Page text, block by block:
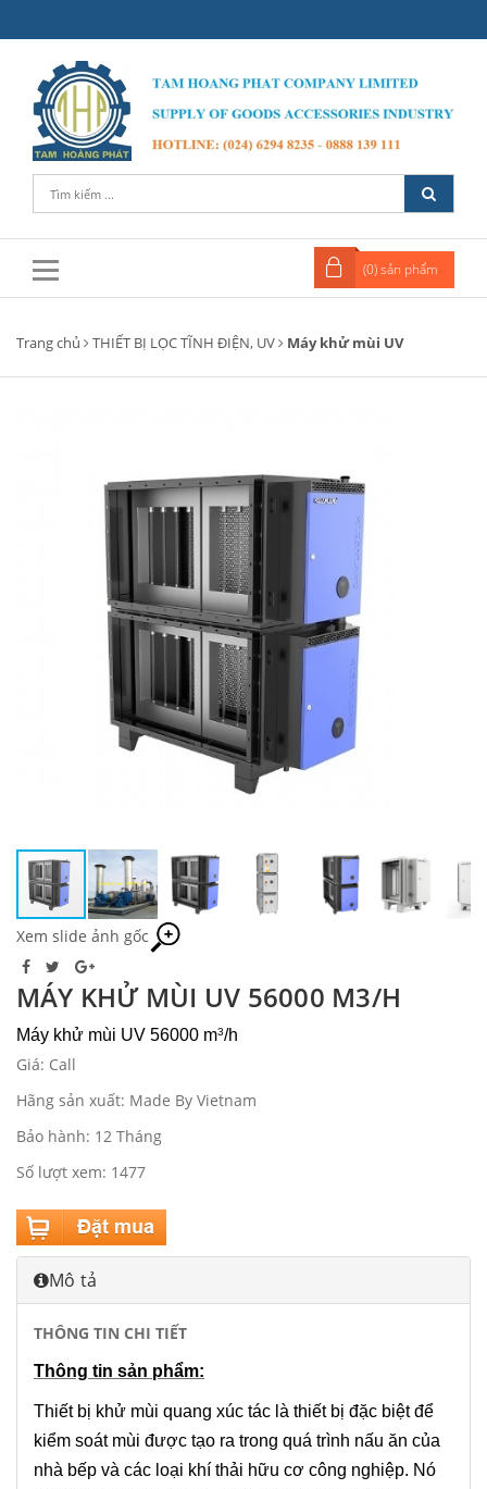
(0) sản phẩm
Trang chủ THIẾT BỊ LỌC TĨNH ĐIỆN, UV Máy khử mùi UV
Xem slide ảnh gốc
MÁY KHỬ MÙI UV 56000 M3/H
Máy khử mùi UV 56000 m3/h
Giá: Call
Hãng sản xuất: Made By Vietnam
Bảo hành: 12 Tháng
Số lượt xem: 1477
Mô tả
THÔNG TIN CHI TIẾT
Thông tin sản phẩm:
Thiết bị khử mùi quang xúc tác là thiết bị đặc biệt để
kiểm soát mùi được tạo ra trong quá trình nấu ăn của
nhà bếp và các loại khí thải hữu cơ công nghiệp. Nó